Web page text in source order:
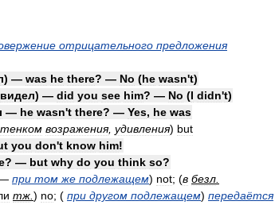
отрицательного предложения
) — was he there? — No (he wasn't)
видел) — did you see him? — No (I didn't)
— he wasn't there? — Yes, he was
возражения, удивления) but
you don't know him!
? — but why do you think so?
при том же подлежащем) not; (в безл
тж ) no; ( при другом подлежащем) передаётся